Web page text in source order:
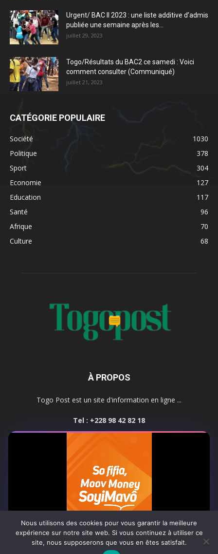
Urgent/ BAC II 2023 : une liste additive d’admis
publiée une semaine après les...
juillet 29, 2023
Togo/Résultats du BAC2 ce samedi : Voici
comment consulter (Communiqué)
juillet 21, 2023
CATÉGORIE POPULAIRE
Société
1030
Politique
378
Sport
304
Economie
127
Education
117
Santé
96
Afrique
70
Culture
68
À PROPOS
Togo Post est un site d'information en ligne ...
Tel : +228 98 42 82 18
SUIVEZ NOUS
Africa-Newsroom Contact Activités du site
Nous utilisons des cookies pour vous garantir la meilleure
expérience sur notre site web. Si vous continuez à utiliser ce
site, nous supposerons que vous en êtes satisfait.